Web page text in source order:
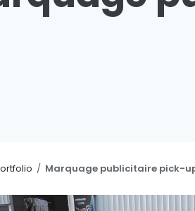
/ Marquage publicitaire pick-